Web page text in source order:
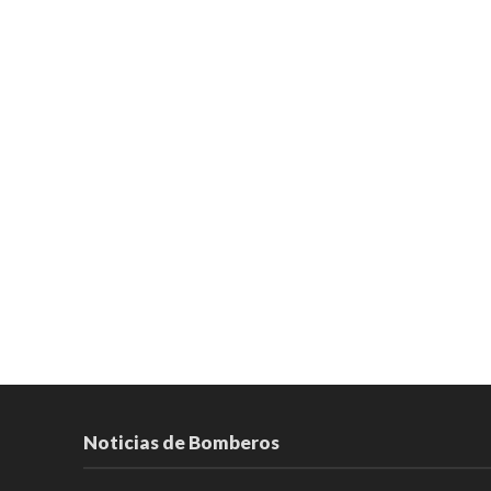
Noticias de Bomberos